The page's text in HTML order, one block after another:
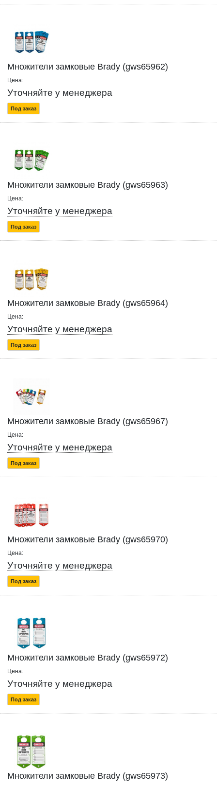
Множители замковые Brady (gws65962)
Цена:
Уточняйте у менеджера
Под заказ
Множители замковые Brady (gws65963)
Цена:
Уточняйте у менеджера
Под заказ
Множители замковые Brady (gws65964)
Цена:
Уточняйте у менеджера
Под заказ
Множители замковые Brady (gws65967)
Цена:
Уточняйте у менеджера
Под заказ
Множители замковые Brady (gws65970)
Цена:
Уточняйте у менеджера
Под заказ
Множители замковые Brady (gws65972)
Цена:
Уточняйте у менеджера
Под заказ
Множители замковые Brady (gws65973)